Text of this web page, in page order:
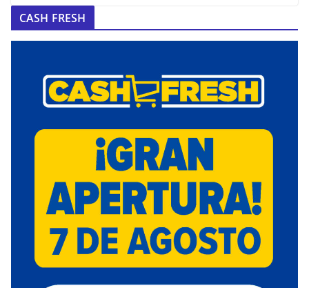
CASH FRESH